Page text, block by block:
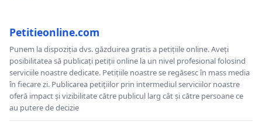
Petitieonline.com
Punem la dispoziția dvs. găzduirea gratis a petițiile online. Aveți
posibilitatea să publicați petiții online la un nivel profesional folosind
serviciile noastre dedicate. Petițiile noastre se regăsesc în mass media
în fiecare zi. Publicarea petițiilor prin intermediul serviciilor noastre
oferă impact și vizibilitate către publicul larg cât și către persoane ce
au putere de decizie